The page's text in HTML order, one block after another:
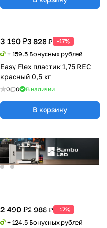
3 190 ₽3 828 ₽ -17%
+ 159.5 Бонусных рублей
Easy Flex пластик 1,75 REC
красный 0,5 кг
0 0 В наличии
В корзину
2 490 ₽2 988 ₽ -17%
+ 124.5 Бонусных рублей